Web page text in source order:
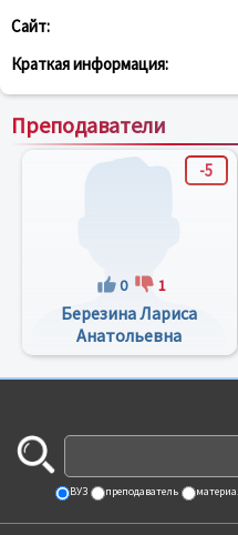
Сайт:
Краткая информация:
Преподаватели
-5
0 1
Березина Лариса
Анатольевна
ВУЗ преподаватель